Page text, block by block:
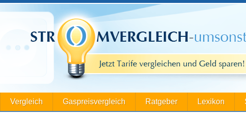
Vergleich Gaspreisvergleich Ratgeber Lexikon